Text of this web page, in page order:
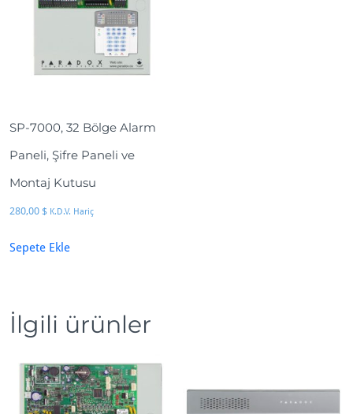
SP-7000, 32 Bölge Alarm
Paneli, Şifre Paneli ve
Montaj Kutusu
280,00 $ K.D.V. Hariç
Sepete Ekle
İlgili ürünler